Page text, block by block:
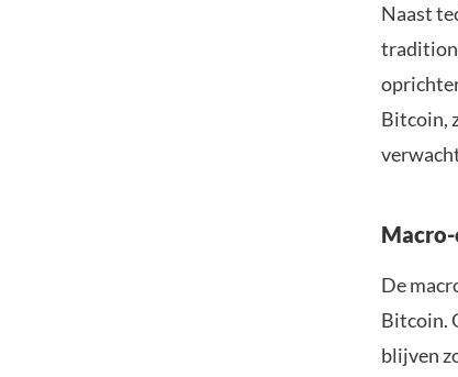
Naast
Bitcoin,
De
Bitcoin.
blijven